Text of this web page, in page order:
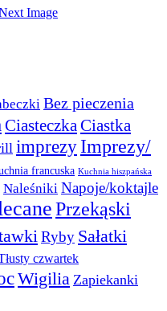
Image
Bez pieczenia
CiasteczkaCiastka
imprezy Imprezy/
francuska Kuchnia hiszpańska
Naleśniki Napoje/koktajle
Przekąski
Ryby Sałatki
czwartek
Wigilia Zapiekanki